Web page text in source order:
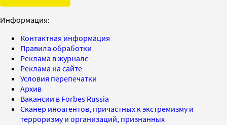
Информация:
Контактная информация
Правила обработки
Реклама в журнале
Реклама на сайте
Условия перепечатки
Архив
Вакансии в Forbes Russia
Сканер иноагентов, причастных к экстремизму и
терроризму и организаций, признанных